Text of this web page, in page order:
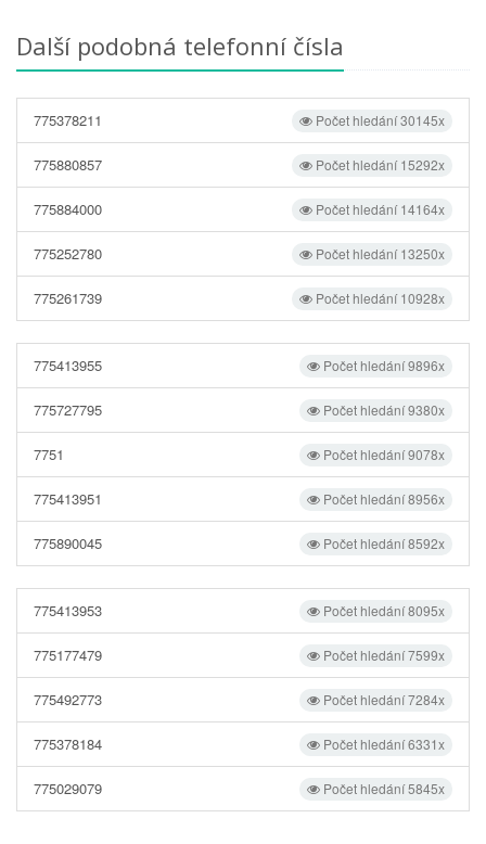
Další podobná telefonní čísla
Počet hledání 30145x
775378211
Počet hledání 15292x
775880857
Počet hledání 14164x
775884000
Počet hledání 13250x
775252780
Počet hledání 10928x
775261739
Počet hledání 9896x
775413955
Počet hledání 9380x
775727795
Počet hledání 9078x
7751
Počet hledání 8956x
775413951
Počet hledání 8592x
775890045
Počet hledání 8095x
775413953
Počet hledání 7599x
775177479
Počet hledání 7284x
775492773
Počet hledání 6331x
775378184
Počet hledání 5845x
775029079